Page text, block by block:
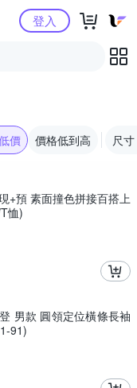
物中心登入
價 價格低到高 尺寸
+預 素面撞色拼接百搭上
恤)
男款 圓領定位橫條長袖
91)